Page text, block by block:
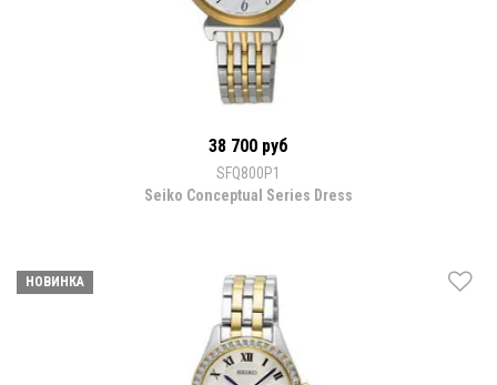
38 700 руб
SFQ800P1
Seiko Conceptual Series Dress
НОВИНКА